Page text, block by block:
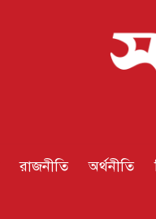
রাজনীতি অর্থনীতি